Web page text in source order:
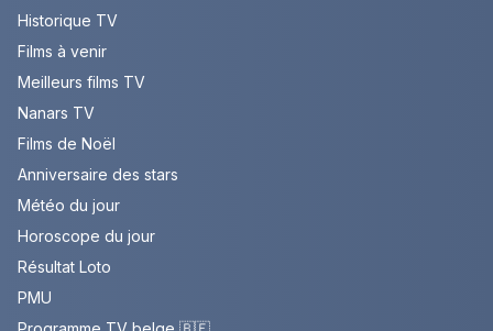
Historique TV
Films à venir
Meilleurs films TV
Nanars TV
Films de Noël
Anniversaire des stars
Météo du jour
Horoscope du jour
Résultat Loto
PMU